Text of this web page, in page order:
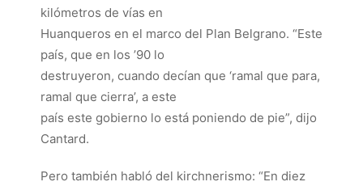
kilómetros de vías en
Huanqueros en el marco del Plan Belgrano. “Este
país, que en los ’90 lo
destruyeron, cuando decían que ‘ramal que para,
ramal que cierra’, a este
país este gobierno lo está poniendo de pie”, dijo
Cantard.
Pero también habló del kirchnerismo: “En diez